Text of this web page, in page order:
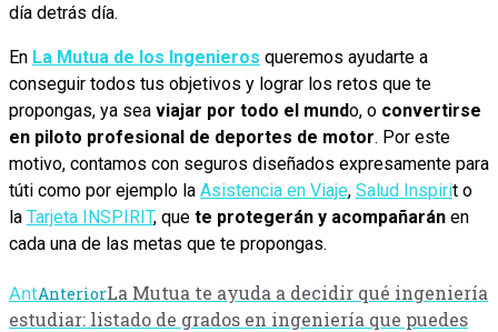
día detrás día.
En La Mutua de los Ingenieros queremos ayudarte a
conseguir todos tus objetivos y lograr los retos que te
propongas, ya sea viajar por todo el mundo, o convertirse
en piloto profesional de deportes de motor. Por este
motivo, contamos con seguros diseñados expresamente para
túti como por ejemplo la Asistencia en Viaje, Salud Inspirit o
la Tarjeta INSPIRIT, que te protegerán y acompañarán en
cada una de las metas que te propongas.
AntAnteriorLa Mutua te ayuda a decidir qué ingeniería
estudiar: listado de grados en ingeniería que puedes